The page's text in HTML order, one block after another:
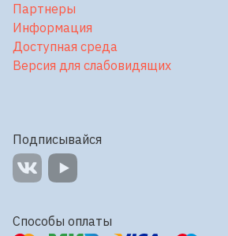
Партнеры
Информация
Доступная среда
Версия для слабовидящих
Подписывайся
Способы оплаты